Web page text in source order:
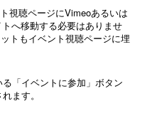
視聴ページにVimeoあるいは
へ移動する必要はありませ
トもイベント視聴ページに埋
「イベントに参加」ボタン
ます。